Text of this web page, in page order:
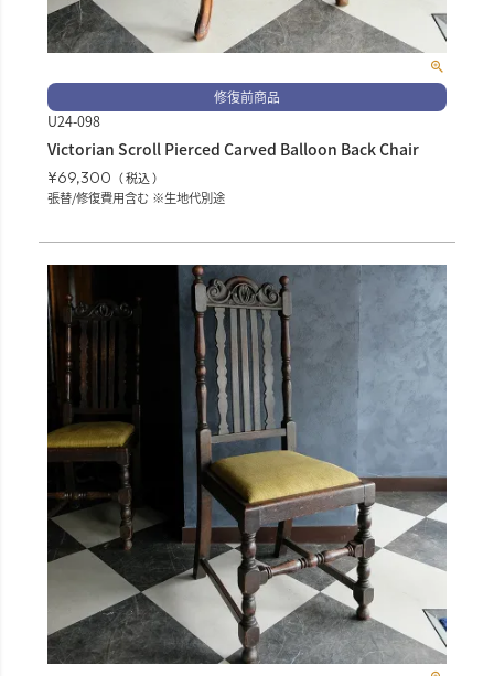
修復前商品
U24-098
Victorian Scroll Pierced Carved Balloon Back Chair
¥69,300
税込
張替/修復費用含む ※生地代別途